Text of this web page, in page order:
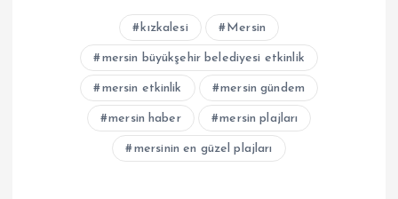
kızkalesi Mersin
mersin büyükşehir belediyesi etkinlik
mersin etkinlik mersin gündem
mersin haber mersin plajları
mersinin en güzel plajları